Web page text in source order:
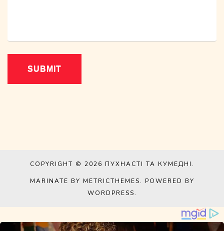
COPYRIGHT © 2026 ПУХНАСТІ ТА КУМЕДНІ.
MARINATE BY METRICTHEMES. POWERED BY
WORDPRESS.